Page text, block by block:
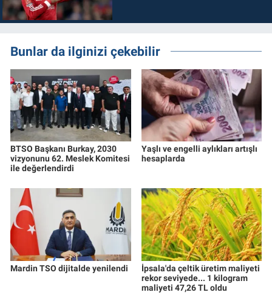
Bunlar da ilginizi çekebilir
BTSO Başkanı Burkay, 2030
vizyonunu 62. Meslek Komitesi
ile değerlendirdi
Yaşlı ve engelli aylıkları artışlı
hesaplarda
Mardin TSO dijitalde yenilendi
İpsala'da çeltik üretim maliyeti
rekor seviyede... 1 kilogram
maliyeti 47,26 TL oldu